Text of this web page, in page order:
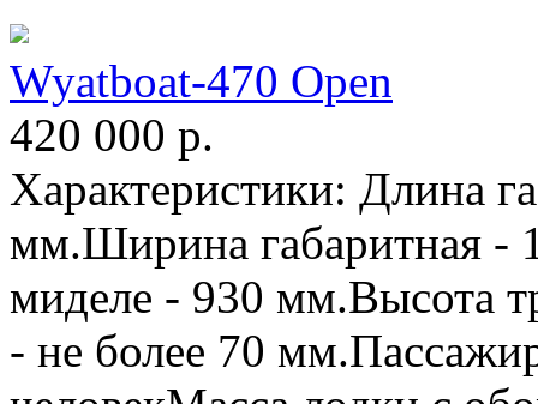
Wyatboat-470 Open
420 000 р.
Характеристики: Длина
мм.Ширина габаритная -
миделе - 930 мм.Высота
- не более 70